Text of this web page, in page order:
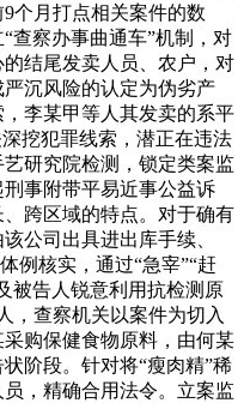
个月打点相关案件的数
查察办事曲通车”机制，对
结尾发卖人员、农户，对
沉风险的认定为伪劣产
李某甲等人其发卖的系平
挖犯罪线索，潜正在违法
研究院检测，锁定类案监
事附带平易近事公益诉
跨区域的特点。对于确有
公司出具进出库手续、
例核实，通过“急宰”“赶
被告人锐意利用抗检测原
，查察机关以案件为切入
购保健食物原料，由何某
阶段。针对将“瘦肉精”稀
，精确合用法令。立案监